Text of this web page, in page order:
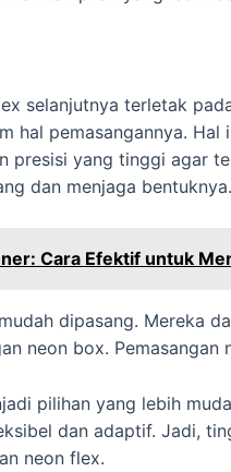
selanjutnya terletak
hal pemasangannya.
presisi yang tinggi agar
dan menjaga bentuknya.
Cara Efektif untuk
dipasang. Mereka
neon box.
pilihan yang lebih
dan adaptif. Jadi,
neon flex.